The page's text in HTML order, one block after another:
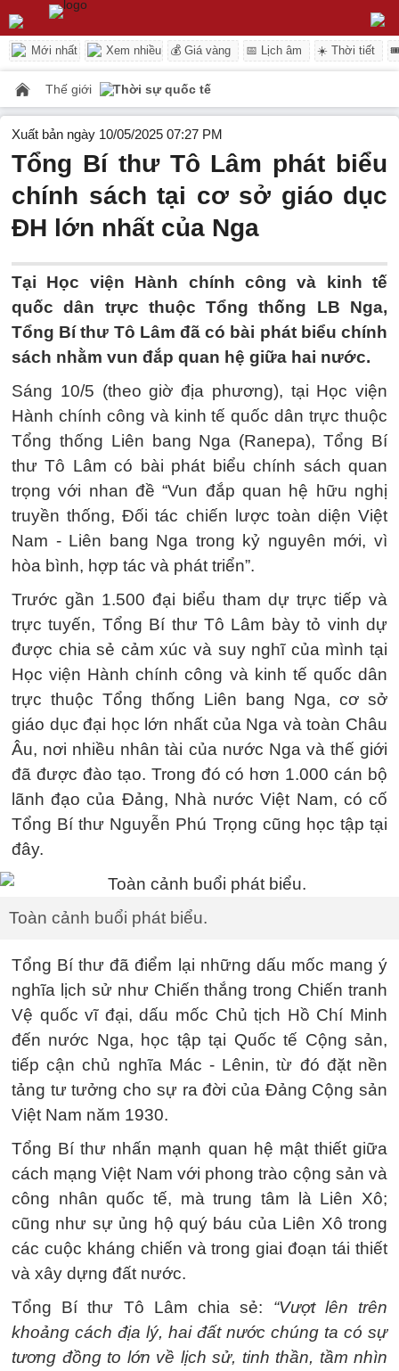
Mới nhất Xem nhiều 💰 Giá vàng 📅 Lịch âm ☀️ Thời tiết
Thế giới Thời sự quốc tế
Xuất bản ngày 10/05/2025 07:27 PM
Tổng Bí thư Tô Lâm phát biểu
chính sách tại cơ sở giáo dục
ĐH lớn nhất của Nga
Tại Học viện Hành chính công và kinh tế
quốc dân trực thuộc Tổng thống LB Nga,
Tổng Bí thư Tô Lâm đã có bài phát biểu chính
sách nhằm vun đắp quan hệ giữa hai nước.
Sáng 10/5 (theo giờ địa phương), tại Học viện
Hành chính công và kinh tế quốc dân trực thuộc
Tổng thống Liên bang Nga (Ranepa), Tổng Bí
thư Tô Lâm có bài phát biểu chính sách quan
trọng với nhan đề “Vun đắp quan hệ hữu nghị
truyền thống, Đối tác chiến lược toàn diện Việt
Nam - Liên bang Nga trong kỷ nguyên mới, vì
hòa bình, hợp tác và phát triển”.
Trước gần 1.500 đại biểu tham dự trực tiếp và
trực tuyến, Tổng Bí thư Tô Lâm bày tỏ vinh dự
được chia sẻ cảm xúc và suy nghĩ của mình tại
Học viện Hành chính công và kinh tế quốc dân
trực thuộc Tổng thống Liên bang Nga, cơ sở
giáo dục đại học lớn nhất của Nga và toàn Châu
Âu, nơi nhiều nhân tài của nước Nga và thế giới
đã được đào tạo. Trong đó có hơn 1.000 cán bộ
lãnh đạo của Đảng, Nhà nước Việt Nam, có cố
Tổng Bí thư Nguyễn Phú Trọng cũng học tập tại
đây.
Toàn cảnh buổi phát biểu.
Tổng Bí thư đã điểm lại những dấu mốc mang ý
nghĩa lịch sử như Chiến thắng trong Chiến tranh
Vệ quốc vĩ đại, dấu mốc Chủ tịch Hồ Chí Minh
đến nước Nga, học tập tại Quốc tế Cộng sản,
tiếp cận chủ nghĩa Mác - Lênin, từ đó đặt nền
tảng tư tưởng cho sự ra đời của Đảng Cộng sản
Việt Nam năm 1930.
Tổng Bí thư nhấn mạnh quan hệ mật thiết giữa
cách mạng Việt Nam với phong trào cộng sản và
công nhân quốc tế, mà trung tâm là Liên Xô;
cũng như sự ủng hộ quý báu của Liên Xô trong
các cuộc kháng chiến và trong giai đoạn tái thiết
và xây dựng đất nước.
Tổng Bí thư Tô Lâm chia sẻ: “Vượt lên trên
khoảng cách địa lý, hai đất nước chúng ta có sự
tương đồng to lớn về lịch sử, tinh thần, tầm nhìn